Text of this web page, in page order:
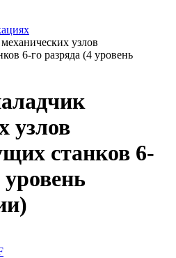
узлов
6-го разряда (4 уровень
узлов
станков 6-
уровень